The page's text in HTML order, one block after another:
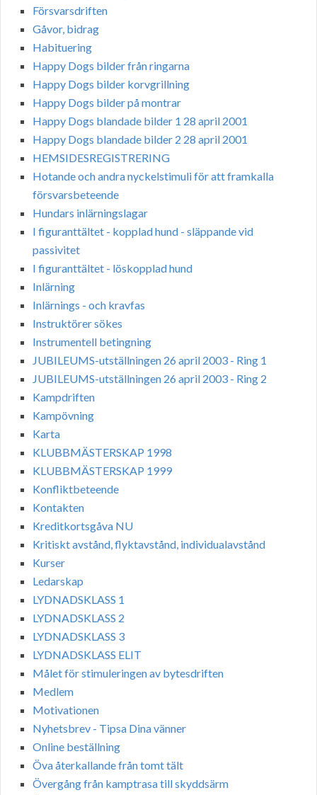
Försvarsdriften
Gåvor, bidrag
Habituering
Happy Dogs bilder från ringarna
Happy Dogs bilder korvgrillning
Happy Dogs bilder på montrar
Happy Dogs blandade bilder 1 28 april 2001
Happy Dogs blandade bilder 2 28 april 2001
HEMSIDESREGISTRERING
Hotande och andra nyckelstimuli för att framkalla
försvarsbeteende
Hundars inlärningslagar
I figuranttältet - kopplad hund - släppande vid
passivitet
I figuranttältet - löskopplad hund
Inlärning
Inlärnings - och kravfas
Instruktörer sökes
Instrumentell betingning
JUBILEUMS-utställningen 26 april 2003 - Ring 1
JUBILEUMS-utställningen 26 april 2003 - Ring 2
Kampdriften
Kampövning
Karta
KLUBBMÄSTERSKAP 1998
KLUBBMÄSTERSKAP 1999
Konfliktbeteende
Kontakten
Kreditkortsgåva NU
Kritiskt avstånd, flyktavstånd, individualavstånd
Kurser
Ledarskap
LYDNADSKLASS 1
LYDNADSKLASS 2
LYDNADSKLASS 3
LYDNADSKLASS ELIT
Målet för stimuleringen av bytesdriften
Medlem
Motivationen
Nyhetsbrev - Tipsa Dina vänner
Online beställning
Öva återkallande från tomt tält
Övergång från kamptrasa till skyddsärm